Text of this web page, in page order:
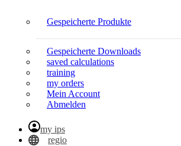
Gespeicherte Produkte
Gespeicherte Downloads
saved calculations
training
my orders
Mein Account
Abmelden
my ips
regio